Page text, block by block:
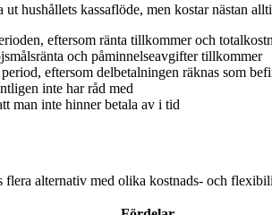
hushållets kassaflöde, men kostar nästan
eftersom ränta tillkommer och
och påminnelseavgifter tillkommer
eftersom delbetalningen räknas som
inte har råd med
man inte hinner betala av i tid
alternativ med olika kostnads- och